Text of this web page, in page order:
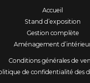
Accueil
Stand d’exposition
Gestion complète
Aménagement
Conditions générales de
de confidentialité des